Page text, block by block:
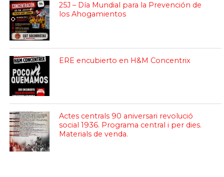
25J – Día Mundial para la Prevención de
los Ahogamientos
ERE encubierto en H&M Concentrix
Actes centrals 90 aniversari revolució
social 1936. Programa central i per dies.
Materials de venda.